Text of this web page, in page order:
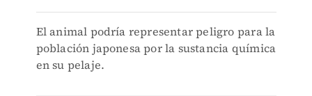
El animal podría representar peligro para la
población japonesa por la sustancia química
en su pelaje.